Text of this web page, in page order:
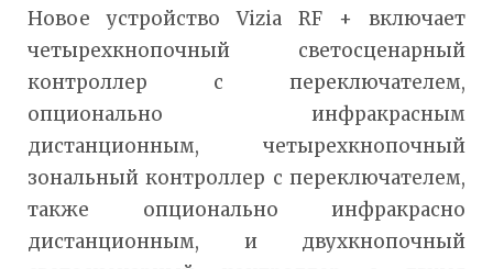
Новое устройство Vizia RF + включает
четырехкнопочный светосценарный
контроллер с переключателем,
опционально инфракрасным
дистанционным, четырехкнопочный
зональный контроллер с переключателем,
также опционально инфракрасно
дистанционным, и двухкнопочный